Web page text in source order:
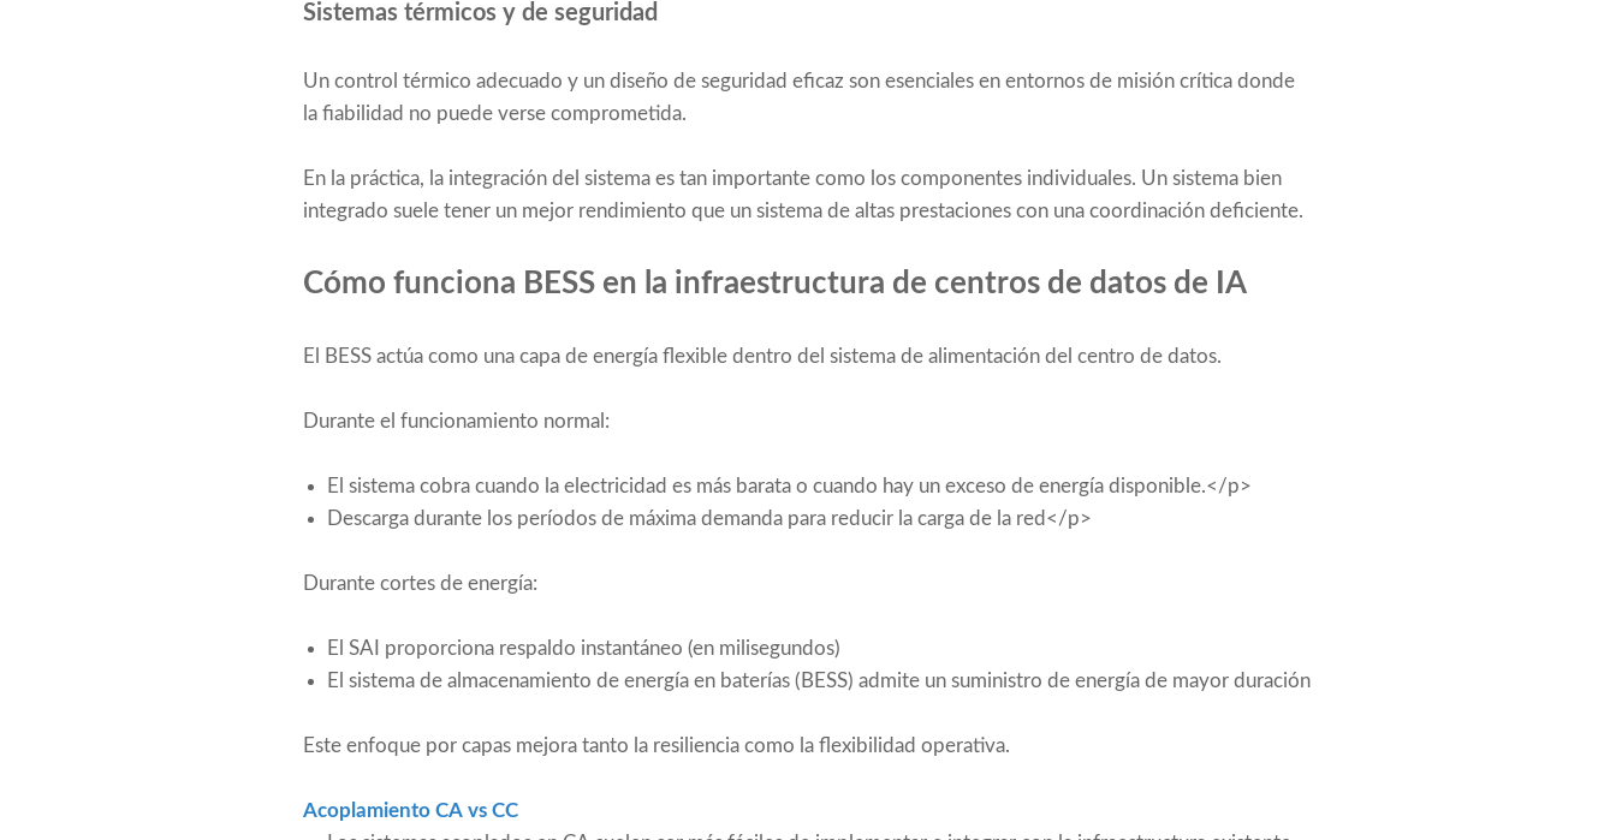
Sistemas térmicos y de seguridad
Un control térmico adecuado y un diseño de seguridad eficaz son esenciales en entornos de misión crítica donde
la fiabilidad no puede verse comprometida.
En la práctica, la integración del sistema es tan importante como los componentes individuales. Un sistema bien
integrado suele tener un mejor rendimiento que un sistema de altas prestaciones con una coordinación deficiente.
Cómo funciona BESS en la infraestructura de centros de datos de IA
El BESS actúa como una capa de energía flexible dentro del sistema de alimentación del centro de datos.
Durante el funcionamiento normal:
El sistema cobra cuando la electricidad es más barata o cuando hay un exceso de energía disponible.</p>
Descarga durante los períodos de máxima demanda para reducir la carga de la red</p>
Durante cortes de energía:
El SAI proporciona respaldo instantáneo (en milisegundos)
El sistema de almacenamiento de energía en baterías (BESS) admite un suministro de energía de mayor duración
Este enfoque por capas mejora tanto la resiliencia como la flexibilidad operativa.
Acoplamiento CA vs CC